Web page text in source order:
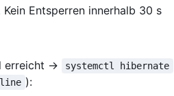
Entsperren innerhalb 30 s
erreicht → systemctl hibernate
):